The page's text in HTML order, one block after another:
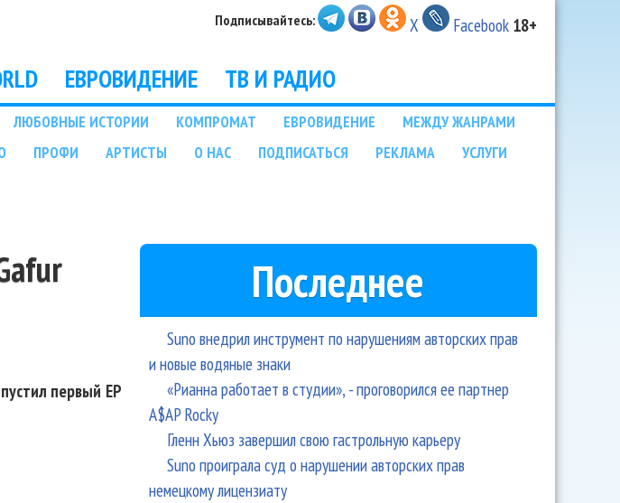
Подписывайтесь: X Facebook 18+
ЕВРОВИДЕНИЕ ТВ И РАДИО
ЛЮБОВНЫЕ ИСТОРИИ КОМПРОМАТ ЕВРОВИДЕНИЕ
МЕЖДУ ЖАНРАМИ
ПРОФИ АРТИСТЫ О НАС ПОДПИСАТЬСЯ РЕКЛАМА
УСЛУГИ
первый EP
Последнее
Suno внедрил инструмент по нарушениям авторских прав
и новые водяные знаки
«Рианна работает в студии», - проговорился ее партнер
A$AP Rocky
Гленн Хьюз завершил свою гастрольную карьеру
Suno проиграла суд о нарушении авторских прав
немецкому лицензиату